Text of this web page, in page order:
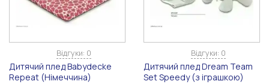
Відгуки: 0
Дитячий плед Babydecke
Repeat (Німеччина)
Відгуки: 0
Дитячий плед Dream Team
Set Speedy (з іграшкою)